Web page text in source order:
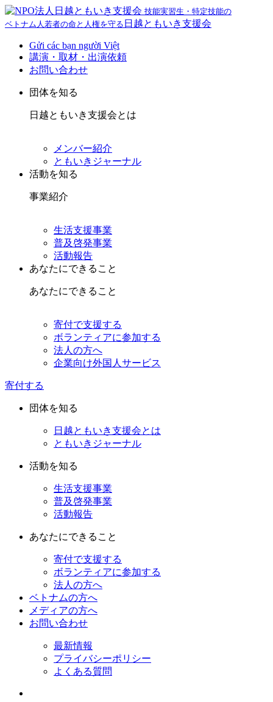
技能実習生・特定技能の
ベトナム人若者の命と人権を守る 日越ともいき支援会
Gửi các bạn người Việt
講演・取材・出演依頼
お問い合わせ
団体を知る
日越ともいき支援会とは
メンバー紹介
ともいきジャーナル
活動を知る
事業紹介
生活支援事業
普及啓発事業
活動報告
あなたにできること
あなたにできること
寄付で支援する
ボランティアに参加する
法人の方へ
企業向け外国人サービス
寄付する
団体を知る
日越ともいき支援会とは
ともいきジャーナル
活動を知る
生活支援事業
普及啓発事業
活動報告
あなたにできること
寄付で支援する
ボランティアに参加する
法人の方へ
ベトナムの方へ
メディアの方へ
お問い合わせ
最新情報
プライバシーポリシー
よくある質問